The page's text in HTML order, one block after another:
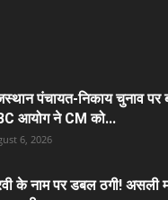
पंचायत-निकाय चुनाव
आयोग ने CM को...
6, 2026
के नाम पर डबल ठगी! असली